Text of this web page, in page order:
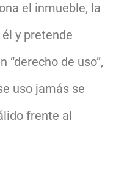
el inmueble, la
y pretende
“derecho de uso”,
uso jamás se
frente al